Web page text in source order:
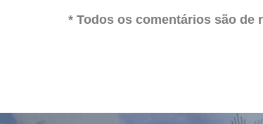
* Todos os comentários são de